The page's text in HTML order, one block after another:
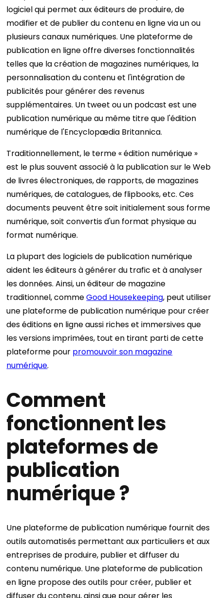
logiciel qui permet aux éditeurs de produire, de
modifier et de publier du contenu en ligne via un ou
plusieurs canaux numériques. Une plateforme de
publication en ligne offre diverses fonctionnalités
telles que la création de magazines numériques, la
personnalisation du contenu et l'intégration de
publicités pour générer des revenus
supplémentaires. Un tweet ou un podcast est une
publication numérique au même titre que l'édition
numérique de l'Encyclopædia Britannica.
Traditionnellement, le terme « édition numérique »
est le plus souvent associé à la publication sur le Web
de livres électroniques, de rapports, de magazines
numériques, de catalogues, de flipbooks, etc. Ces
documents peuvent être soit initialement sous forme
numérique, soit convertis d'un format physique au
format numérique.
La plupart des logiciels de publication numérique
aident les éditeurs à générer du trafic et à analyser
les données. Ainsi, un éditeur de magazine
traditionnel, commeGood Housekeeping, peut utiliser
une plateforme de publication numérique pour créer
des éditions en ligne aussi riches et immersives que
les versions imprimées, tout en tirant parti de cette
plateforme pour promouvoir son magazine
numérique.
Comment
fonctionnent les
plateformes de
publication
numérique ?
Une plateforme de publication numérique fournit des
outils automatisés permettant aux particuliers et aux
entreprises de produire, publier et diffuser du
contenu numérique. Une plateforme de publication
en ligne propose des outils pour créer, publier et